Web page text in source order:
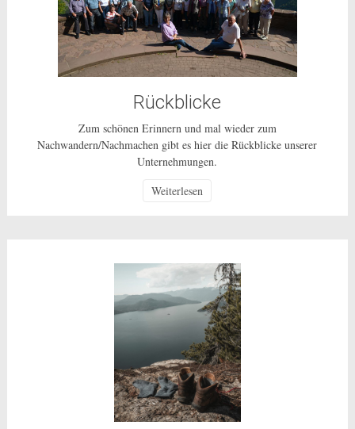
Rückblicke
Zum schönen Erinnern und mal wieder zum
Nachwandern/Nachmachen gibt es hier die Rückblicke unserer
Unternehmungen.
Weiterlesen